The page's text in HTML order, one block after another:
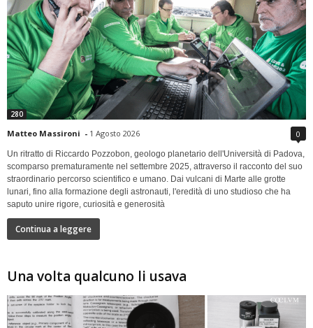
280
Matteo Massironi - 1 Agosto 2026 0
Un ritratto di Riccardo Pozzobon, geologo planetario dell'Università di Padova,
scomparso prematuramente nel settembre 2025, attraverso il racconto del suo
straordinario percorso scientifico e umano. Dai vulcani di Marte alle grotte
lunari, fino alla formazione degli astronauti, l'eredità di uno studioso che ha
saputo unire rigore, curiosità e generosità
Continua a leggere
Una volta qualcuno li usava